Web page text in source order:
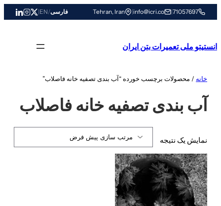
به
71057697
|
info@icri.co
|
Tehran, Iran فارسی/
EN
|
انستیتو ملی تعمیرات بتن ایران
خانه / محصولات برچسب خورده “آب بندی تصفیه خانه فاصلاب”
آب بندی تصفیه خانه فاصلاب
نمایش یک نتیجه